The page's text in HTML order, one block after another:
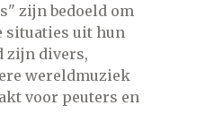
zijn bedoeld om
situaties uit hun
zijn divers,
wereldmuziek
voor peuters en